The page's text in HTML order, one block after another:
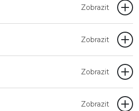
Zobrazit
Zobrazit
Zobrazit
Zobrazit